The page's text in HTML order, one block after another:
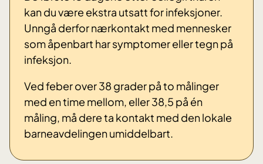
kan du være ekstra utsatt for infeksjoner.
Unngå derfor nærkontakt med mennesker
som åpenbart har symptomer eller tegn på
infeksjon.
Ved feber over 38 grader på to målinger
med en time mellom, eller 38,5 på én
måling, må dere ta kontakt med den lokale
barneavdelingen umiddelbart.